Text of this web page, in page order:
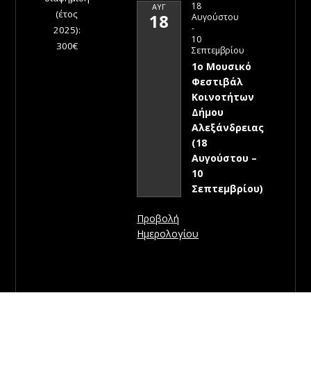
(έτος
2025):
300€
ΑΥΓ
18
18
Αυγούστου
-
10
Σεπτεμβρίου
1ο Μουσικό
Φεστιβάλ
Κοινοτήτων
Δήμου
Αλεξάνδρειας
(18
Αυγούστου –
10
Σεπτεμβρίου)